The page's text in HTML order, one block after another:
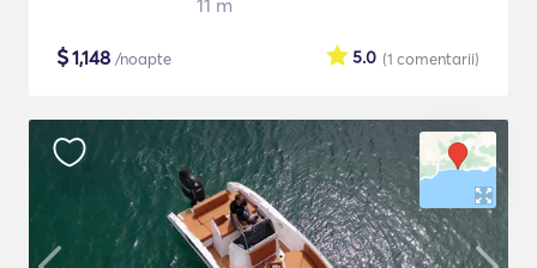
11 m
$1,148 /noapte (1 comentarii)
5.0